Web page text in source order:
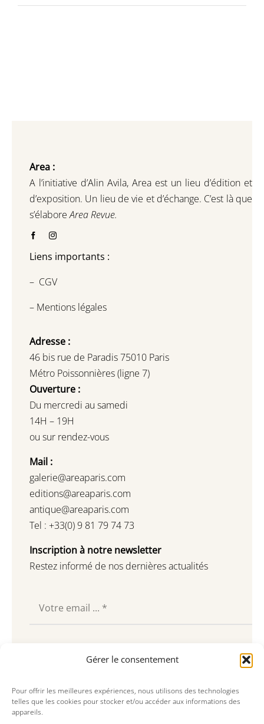
Gérer le consentement
Pour offrir les meilleures expériences, nous utilisons des technologies
telles que les cookies pour stocker et/ou accéder aux informations des
appareils.
Area :
A l’initiative d’Alin Avila, Area est un lieu d’édition et
d’exposition. Un lieu de vie et d’échange. C’est là que
s’élaboreArea Revue.
Liens importants :
– CGV
– Mentions légales
Adresse :
46 bis rue de Paradis 75010 Paris
Métro Poissonnières (ligne 7)
Ouverture :
Du mercredi au samedi
14H – 19H
ou sur rendez-vous
Mail :
galerie@areaparis.com
editions@areaparis.com
antique@areaparis.com
Tel : +33(0) 9 81 79 74 73
Inscription à notre newsletter
Restez informé de nos dernières actualités
Souscrire